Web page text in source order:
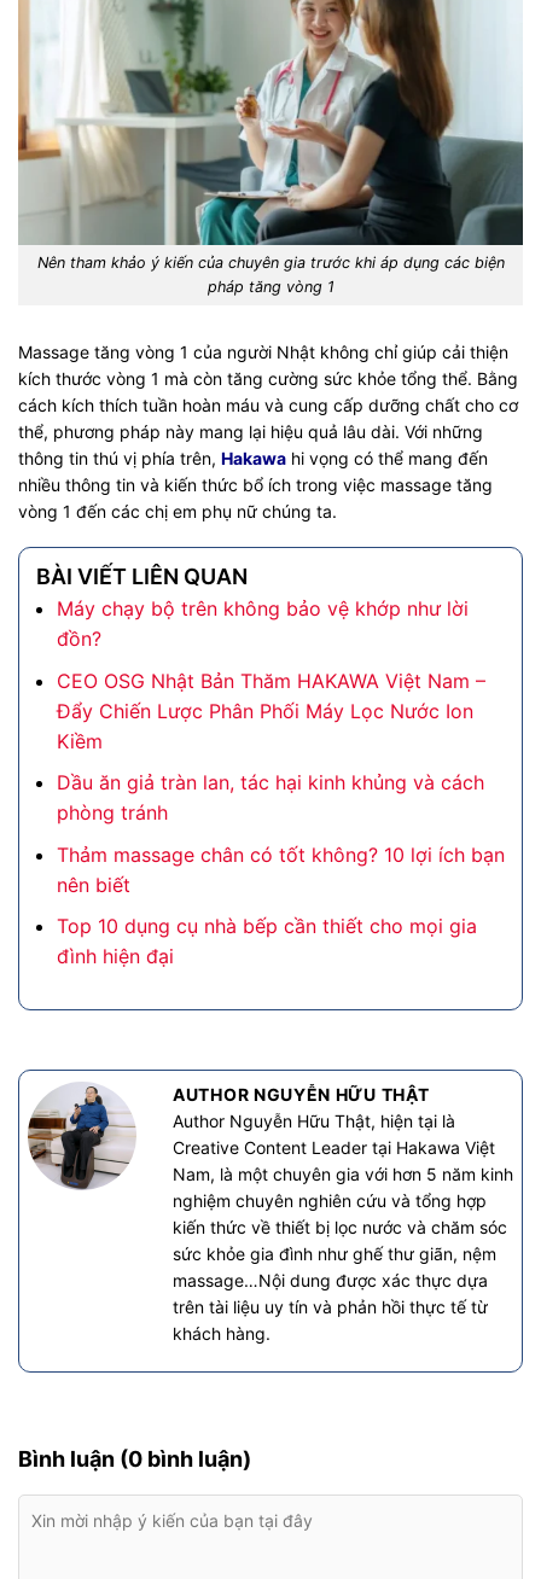
Nên tham khảo ý kiến của chuyên gia trước khi áp dụng các biện
pháp tăng vòng 1
Massage tăng vòng 1 của người Nhật không chỉ giúp cải thiện
kích thước vòng 1 mà còn tăng cường sức khỏe tổng thể. Bằng
cách kích thích tuần hoàn máu và cung cấp dưỡng chất cho cơ
thể, phương pháp này mang lại hiệu quả lâu dài. Với những
thông tin thú vị phía trên, Hakawa hi vọng có thể mang đến
nhiều thông tin và kiến thức bổ ích trong việc massage tăng
vòng 1 đến các chị em phụ nữ chúng ta.
BÀI VIẾT LIÊN QUAN
Máy chạy bộ trên không bảo vệ khớp như lời
đồn?
CEO OSG Nhật Bản Thăm HAKAWA Việt Nam –
Đẩy Chiến Lược Phân Phối Máy Lọc Nước Ion
Kiềm
Dầu ăn giả tràn lan, tác hại kinh khủng và cách
phòng tránh
Thảm massage chân có tốt không? 10 lợi ích bạn
nên biết
Top 10 dụng cụ nhà bếp cần thiết cho mọi gia
đình hiện đại
AUTHOR NGUYỄN HỮU THẬT
Author Nguyễn Hữu Thật, hiện tại là
Creative Content Leader tại Hakawa Việt
Nam, là một chuyên gia với hơn 5 năm kinh
nghiệm chuyên nghiên cứu và tổng hợp
kiến thức về thiết bị lọc nước và chăm sóc
sức khỏe gia đình như ghế thư giãn, nệm
massage…Nội dung được xác thực dựa
trên tài liệu uy tín và phản hồi thực tế từ
khách hàng.
Bình luận (0 bình luận)